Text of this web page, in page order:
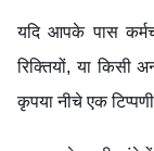
यदि आपके पास
रिक्तियों, या किसी
कृपया नीचे एक